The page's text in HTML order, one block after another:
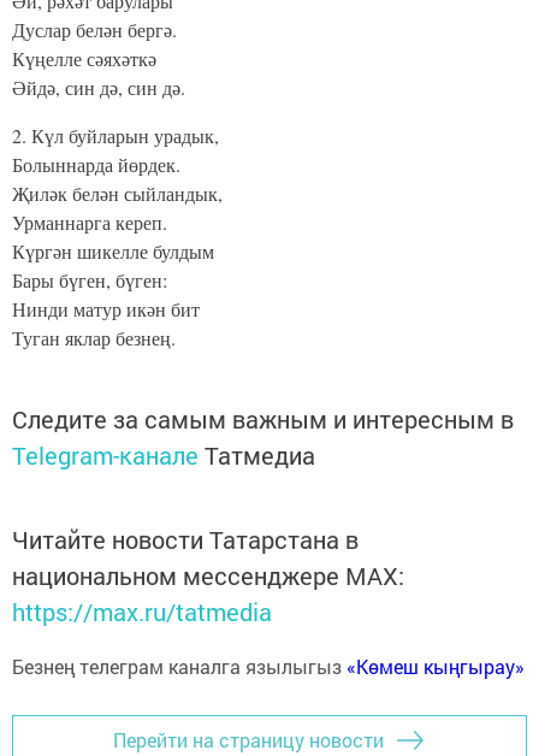
Дуслар белән бергә.
Күңелле сәяхәткә
Әйдә, син дә, син дә.
2. Күл буйларын урадык,
Болыннарда йөрдек.
Җиләк белән сыйландык,
Урманнарга кереп.
Күргән шикелле булдым
Бары бүген, бүген:
Нинди матур икән бит
Туган яклар безнең.
Следите за самым важным и интересным в
Telegram-канале Татмедиа
Читайте новости Татарстана в
национальном мессенджере MАХ:
https://max.ru/tatmedia
Безнең телеграм каналга язылыгыз «Көмеш кыңгырау»
Перейти на страницу новости